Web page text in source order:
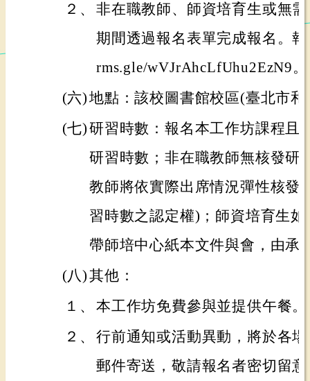
２、 非在職教師、師資培育生或無
期間透過報名表單完成報名。
rms.gle/wVJrAhcLfUhu2EzN9。
(六)地點：該校圖書館校區(臺北市
(七)研習時數：報名本工作坊課程且
研習時數；非在職教師無核發研
教師將依實際出席情況彈性核發
習時數之認定權)；師資培育生
帶師培中心紙本文件與會，由承
(八)其他：
１、 本工作坊免費參與並提供午餐。
２、 行前通知或活動異動，將於各
郵件寄送，敬請報名者密切留